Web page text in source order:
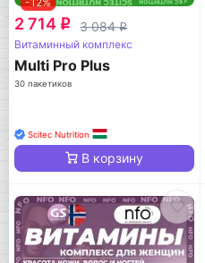
2 714 q 3 084q
Витаминный комплекс
Multi Pro Plus
30 пакетиков
Scitec Nutrition
В корзину